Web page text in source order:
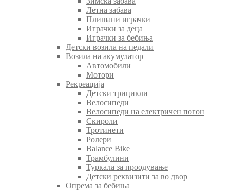
Летна забава
Плишани играчки
Играчки за деца
Играчки за бебиња
Детски возила на педали
Возила на акумулатор
Автомобили
Мотори
Рекреација
Детски трицикли
Велосипеди
Велосипеди на електричен погон
Скироли
Тротинети
Ролери
Balance Bike
Трамбулини
Туркала за проодување
Детски реквизити за во двор
Опрема за бебиња